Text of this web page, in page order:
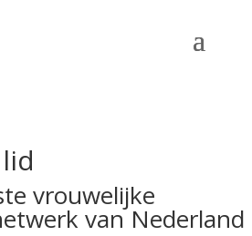
vrouwelijke
van Nederland